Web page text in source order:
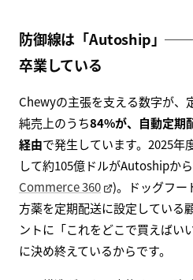
防御線は「Autoship」
卒業している
Chewyの主張を支える数字が、
純売上のうち84%が、自動定期
経由で発生しています。2025年
して約105億ドルがAutoshipか
Commerce 360
)。ドッグフー
方薬を定期配送に設定している
ントに「これをどこで買えばい
に決め終えているからです。